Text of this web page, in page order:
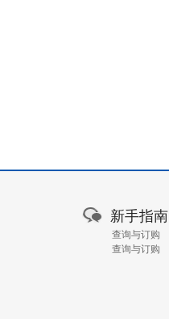
新手指南
查询与订购
查询与订购